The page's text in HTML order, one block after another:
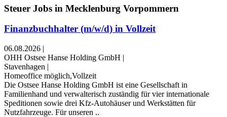
Steuer Jobs in Mecklenburg Vorpommern
Finanzbuchhalter (m/w/d) in Vollzeit
06.08.2026 |
OHH Ostsee Hanse Holding GmbH |
Stavenhagen |
Homeoffice möglich,Vollzeit
Die Ostsee Hanse Holding GmbH ist eine Gesellschaft in
Familienhand und verwalterisch zuständig für vier internationale
Speditionen sowie drei Kfz-Autohäuser und Werkstätten für
Nutzfahrzeuge. Für unseren ..